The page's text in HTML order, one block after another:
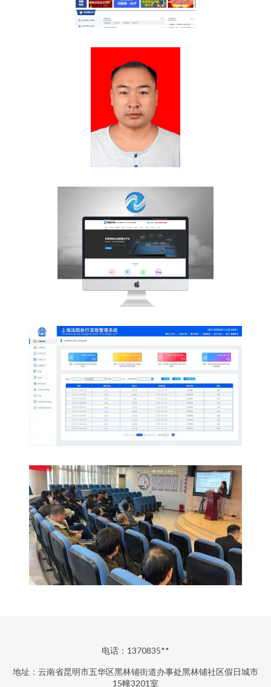
电话：1370835**
地址：云南省昆明市五华区黑林铺街道办事处黑林铺社区假日城市
15幢3201室